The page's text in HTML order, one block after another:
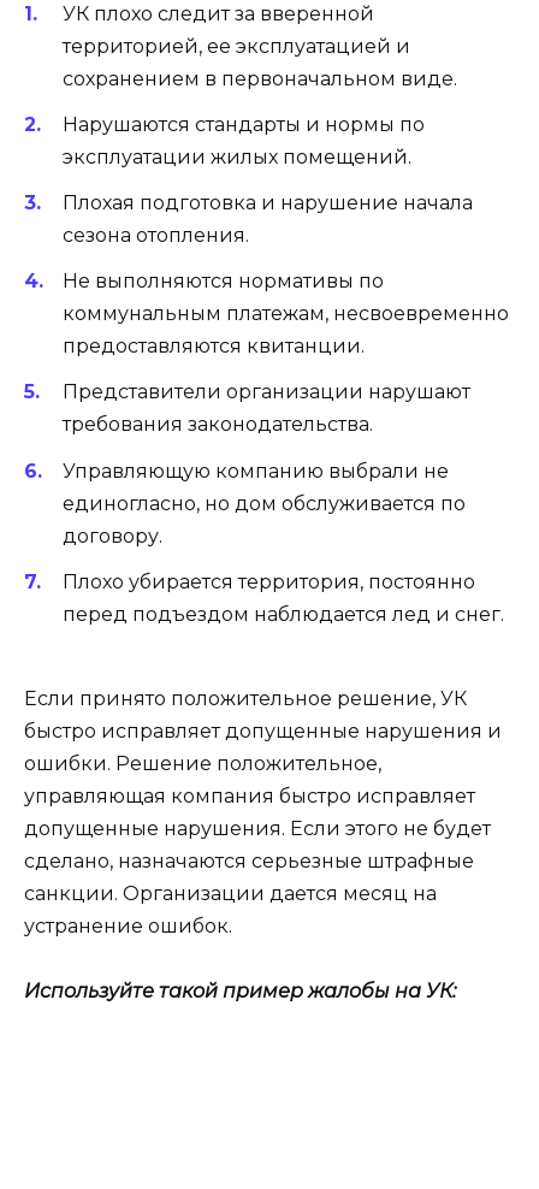
УК плохо следит за вверенной
территорией, ее эксплуатацией и
сохранением в первоначальном виде.
Нарушаются стандарты и нормы по
эксплуатации жилых помещений.
Плохая подготовка и нарушение начала
сезона отопления.
Не выполняются нормативы по
коммунальным платежам, несвоевременно
предоставляются квитанции.
Представители организации нарушают
требования законодательства.
Управляющую компанию выбрали не
единогласно, но дом обслуживается по
договору.
Плохо убирается территория, постоянно
перед подъездом наблюдается лед и снег.
Если принято положительное решение, УК
быстро исправляет допущенные нарушения и
ошибки. Решение положительное,
управляющая компания быстро исправляет
допущенные нарушения. Если этого не будет
сделано, назначаются серьезные штрафные
санкции. Организации дается месяц на
устранение ошибок.
Используйте такой пример жалобы на УК: